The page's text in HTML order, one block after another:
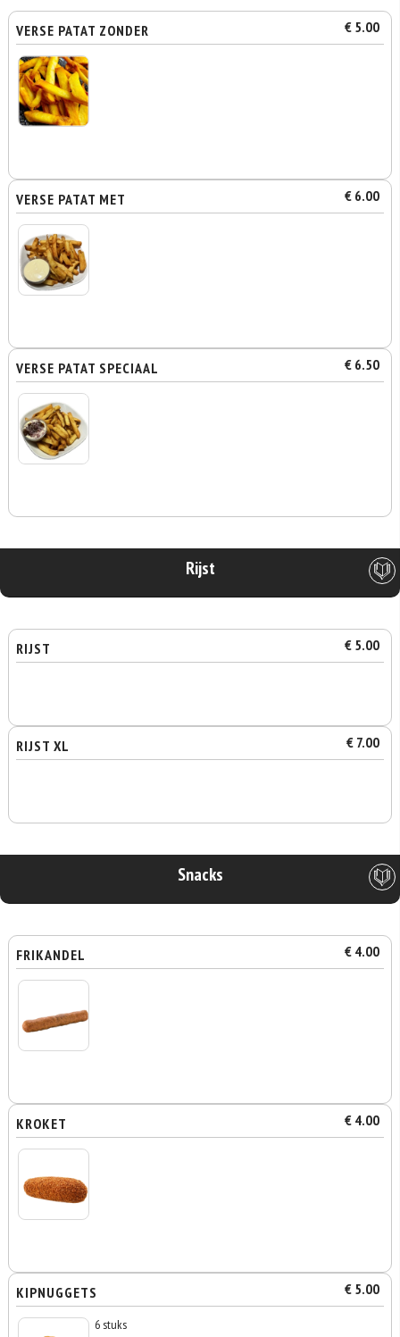
VERSE PATAT ZONDER € 5.00
VERSE PATAT MET € 6.00
VERSE PATAT SPECIAAL € 6.50
Rijst
RIJST € 5.00
RIJST XL € 7.00
Snacks
FRIKANDEL € 4.00
KROKET € 4.00
KIPNUGGETS € 5.00
6 stuks